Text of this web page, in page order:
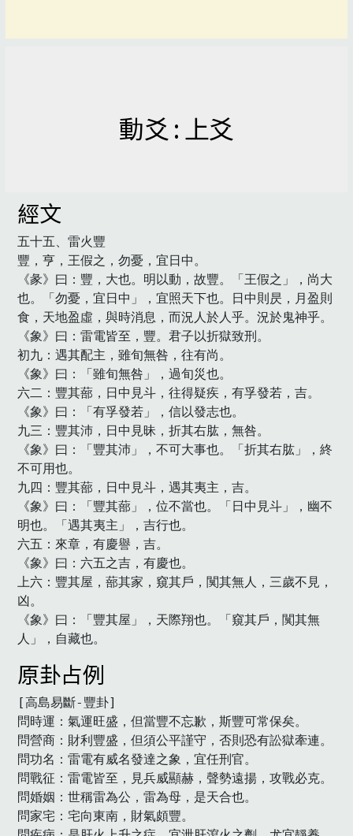
動爻 : 上爻
經文
五十五、雷火豐
豐，亨，王假之，勿憂，宜日中。
《彖》曰：豐，大也。明以動，故豐。「王假之」，尚大
也。「勿憂，宜日中」，宜照天下也。日中則昃，月盈則
食，天地盈虛，與時消息，而況人於人乎。況於鬼神乎。
《象》曰：雷電皆至，豐。君子以折獄致刑。
初九：遇其配主，雖旬無咎，往有尚。
《象》曰：「雖旬無咎」，過旬災也。
六二：豐其蔀，日中見斗，往得疑疾，有孚發若，吉。
《象》曰：「有孚發若」，信以發志也。
九三：豐其沛，日中見昧，折其右肱，無咎。
《象》曰：「豐其沛」，不可大事也。「折其右肱」，終
不可用也。
九四：豐其蔀，日中見斗，遇其夷主，吉。
《象》曰：「豐其蔀」，位不當也。「日中見斗」，幽不
明也。「遇其夷主」，吉行也。
六五：來章，有慶譽，吉。
《象》曰：六五之吉，有慶也。
上六：豐其屋，蔀其家，窺其戶，闃其無人，三歲不見，
凶。
《象》曰：「豐其屋」，天際翔也。「窺其戶，闃其無
人」，自藏也。
原卦占例
[高島易斷-豐卦]
問時運：氣運旺盛，但當豐不忘歉，斯豐可常保矣。
問營商：財利豐盛，但須公平謹守，否則恐有訟獄牽連。
問功名：雷電有威名發達之象，宜任刑官。
問戰征：雷電皆至，見兵威顯赫，聲勢遠揚，攻戰必克。
問婚姻：世稱雷為公，雷為母，是天合也。
問家宅：宅向東南，財氣頗豐。